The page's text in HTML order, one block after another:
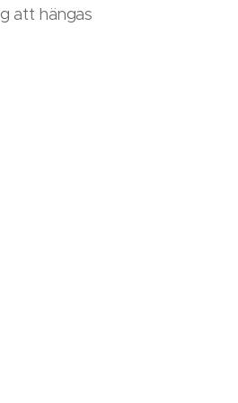
att hängas